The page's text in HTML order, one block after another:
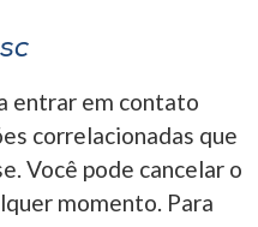
entrar em contato
correlacionadas que
Você pode cancelar o
momento. Para